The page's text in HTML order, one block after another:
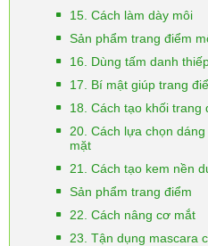
15. Cách làm dày môi
Sản phẩm trang điểm
16. Dùng tấm danh
17. Bí mật giúp trang
18. Cách tạo khối trang
20. Cách lựa chọn
mặt
21. Cách tạo kem nền
Sản phẩm trang điểm
22. Cách nâng cơ mắt
23. Tận dụng mascara